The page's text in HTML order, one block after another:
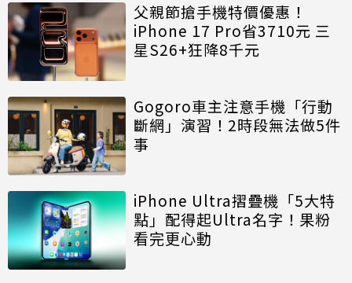
父親節搶手機特價優惠！
iPhone 17 Pro省3710元 三
星S26+狂降8千元
Gogoro車主注意手機「行動
斷網」演習！2時段無法做5件
事
iPhone Ultra摺疊機「5大特
點」配得起Ultra名字！果粉
看完更心動